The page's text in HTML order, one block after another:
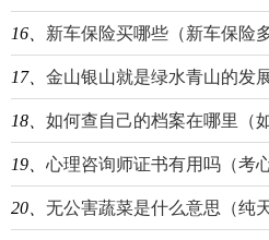
16、 新车保险买哪些（新车保险
17、 金山银山就是绿水青山的发
18、 如何查自己的档案在哪里（如何
19、 心理咨询师证书有用吗（考
20、 无公害蔬菜是什么意思（纯天